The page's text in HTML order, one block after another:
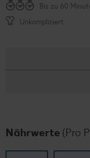
Bis zu 60
Unkompliziert
Nährwerte (Pro